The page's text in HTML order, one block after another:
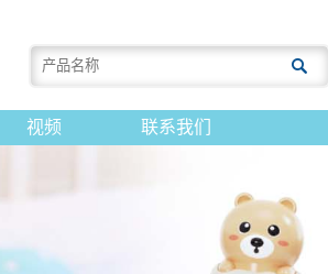
视频 联系我们